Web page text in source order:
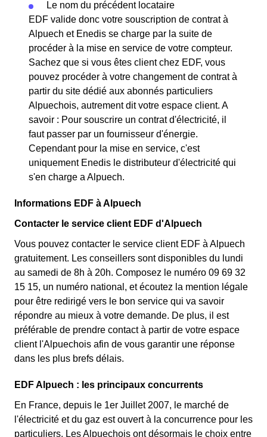
Le nom du précédent locataire
EDF valide donc votre souscription de contrat à
Alpuech et Enedis se charge par la suite de
procéder à la mise en service de votre compteur.
Sachez que si vous êtes client chez EDF, vous
pouvez procéder à votre changement de contrat à
partir du site dédié aux abonnés particuliers
Alpuechois, autrement dit votre espace client. A
savoir : Pour souscrire un contrat d'électricité, il
faut passer par un fournisseur d'énergie.
Cependant pour la mise en service, c'est
uniquement Enedis le distributeur d'électricité qui
s'en charge a Alpuech.
Informations EDF à Alpuech
Contacter le service client EDF d'Alpuech
Vous pouvez contacter le service client EDF à Alpuech
gratuitement. Les conseillers sont disponibles du lundi
au samedi de 8h à 20h. Composez le numéro 09 69 32
15 15, un numéro national, et écoutez la mention légale
pour être redirigé vers le bon service qui va savoir
répondre au mieux à votre demande. De plus, il est
préférable de prendre contact à partir de votre espace
client l'Alpuechois afin de vous garantir une réponse
dans les plus brefs délais.
EDF Alpuech : les principaux concurrents
En France, depuis le 1er Juillet 2007, le marché de
l'électricité et du gaz est ouvert à la concurrence pour les
particuliers. Les Alpuechois ont désormais le choix entre